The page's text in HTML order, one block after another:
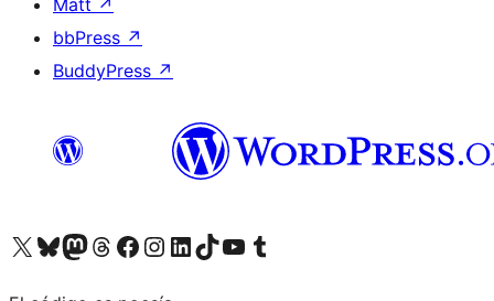
Matt ↗
bbPress ↗
BuddyPress ↗
Visitá nuestra cuenta de X (anteriormente Twitter)
Visitá nuestra cuenta de Bluesky
Visitá nuestra cuenta de Mastodon
Visitá nuestra cuenta de Threads
Visitá nuestra página de Facebook
Visitá nuestra cuenta de Instagram
Visitá nuestra cuenta de LinkedIn
Visitá nuestra cuenta de TikTok
Visitá nuestro canal de YouTube
Visitá nuestra cuenta de Tumblr